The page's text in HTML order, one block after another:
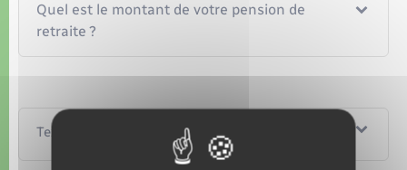
Quel est le montant de votre pension de
retraite ?
Textes de référence